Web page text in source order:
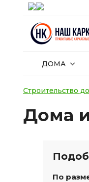
ДОМА
Строительство
Дома
По